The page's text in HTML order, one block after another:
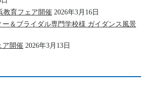
教育フェア開催 2026年3月16日
ー＆ブライダル専門学校様 ガイダンス風景
ア開催 2026年3月13日